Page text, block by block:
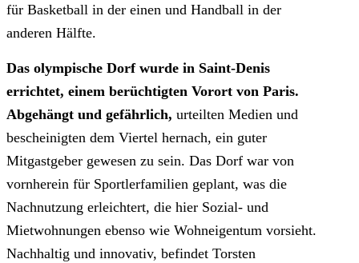
für Basketball in der einen und Handball in der
anderen Hälfte.
Das olympische Dorf wurde in Saint-Denis
errichtet, einem berüchtigten Vorort von Paris.
Abgehängt und gefährlich, urteilten Medien und
bescheinigten dem Viertel hernach, ein guter
Mitgastgeber gewesen zu sein. Das Dorf war von
vornherein für Sportlerfamilien geplant, was die
Nachnutzung erleichtert, die hier Sozial- und
Mietwohnungen ebenso wie Wohneigentum vorsieht.
Nachhaltig und innovativ, befindet Torsten